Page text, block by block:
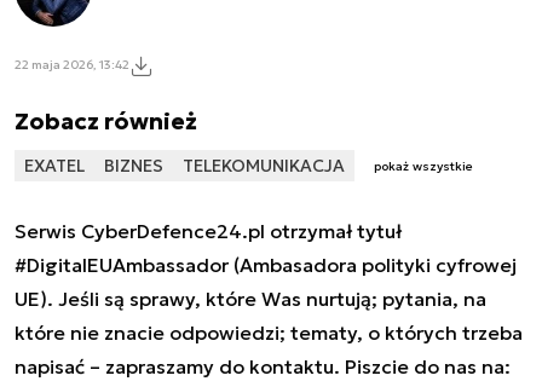
22 maja 2026, 13:42
Zobacz również
EXATEL BIZNES TELEKOMUNIKACJA pokaż wszystkie
Serwis CyberDefence24.pl otrzymał tytuł
#DigitalEUAmbassador (Ambasadora polityki cyfrowej
UE). Jeśli są sprawy, które Was nurtują; pytania, na
które nie znacie odpowiedzi; tematy, o których trzeba
napisać – zapraszamy do kontaktu. Piszcie do nas na: